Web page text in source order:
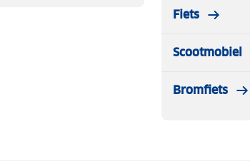
Fiets
Scootmobiel
Bromfiets